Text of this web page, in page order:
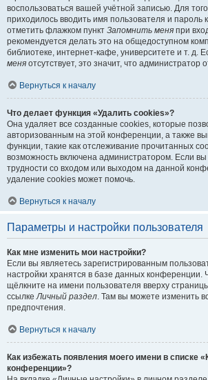
воспользоваться вашей учётной записью. Для
приходилось вводить имя пользователя и
отметить флажком пункт Запомнить меня при
рекомендуется делать это на общедоступном
библиотеке, интернет-кафе, университете и т. д.
меня отсутствует, это значит, что администратор
Вернуться к началу
Что делает функция «Удалить cookies»?
Она удаляет все созданные cookies, которые
авторизованным на этой конференции, а также
функции, такие как отслеживание прочитанных
возможность включена администратором. Если
трудности со входом или выходом на данной
удаление cookies может помочь.
Вернуться к началу
Параметры и настройки пользователя
Как мне изменить мои настройки?
Если вы являетесь зарегистрированным
настройки хранятся в базе данных конференции.
щёлкните на имени пользователя вверху
ссылкеЛичный раздел. Там вы можете изменить
предпочтения.
Вернуться к началу
Как избежать появления моего имени в списке
конференции»?